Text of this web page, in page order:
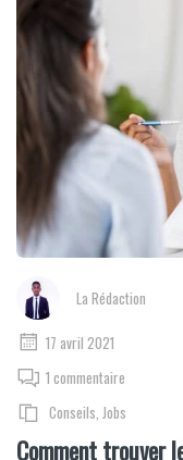
La Rédaction
17 avril 2021
1 commentaire
Conseils Jobs
Comment trouver